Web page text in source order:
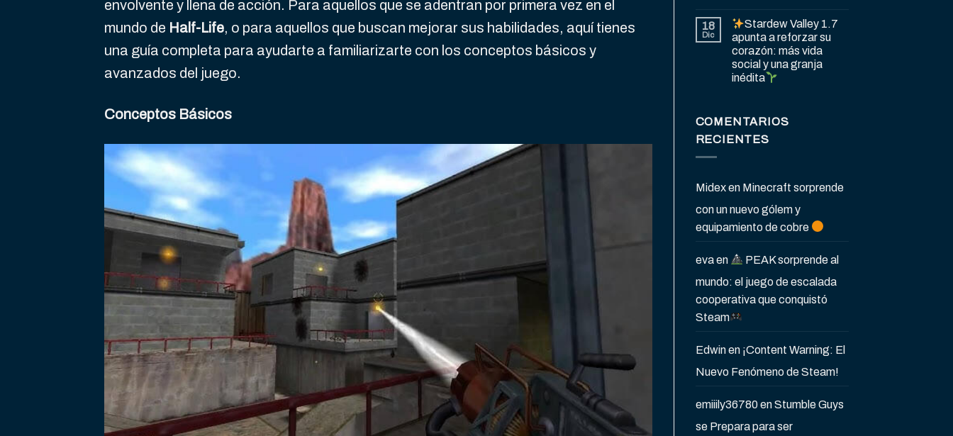
envolvente y llena de acción. Para aquellos que se adentran por primera vez en el
mundo de Half-Life, o para aquellos que buscan mejorar sus habilidades, aquí tienes
una guía completa para ayudarte a familiarizarte con los conceptos básicos y
avanzados del juego.
Conceptos Básicos
18
Dic
Stardew Valley 1.7
apunta a reforzar su
corazón: más vida
social y una granja
inédita
COMENTARIOS
RECIENTES
Midexen Minecraft sorprende
con un nuevo gólem y
equipamiento de cobre
evaen
PEAK sorprende al
mundo: el juego de escalada
cooperativa que conquistó
Steam
Edwinen ¡Content Warning: El
Nuevo Fenómeno de Steam!
emiiily36780enStumble Guys
se Prepara para ser